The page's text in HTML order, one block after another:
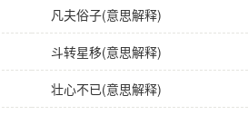
凡夫俗子(意思解释)
斗转星移(意思解释)
壮心不已(意思解释)